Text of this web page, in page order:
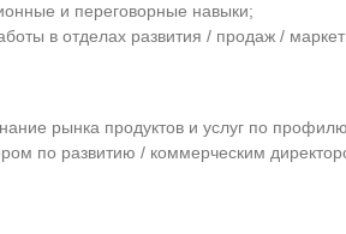
и переговорные навыки;
в отделах развития / продаж /
рынка продуктов и услуг по
по развитию / коммерческим